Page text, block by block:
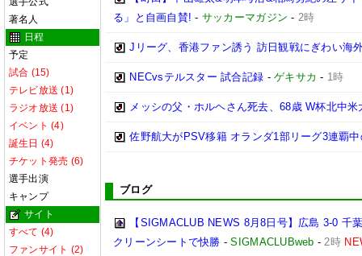
著名人
日程
予定
試合 (15)
テレビ放送 (1)
ラジオ放送 (1)
イベント (4)
誕生日 (4)
チケット発売 (6)
選手出演
キャンプ
サイト
すべて (4)
ファンサイト (2)
る」と自画自賛! - サッカーマガジン - 2時
Jリーグ、香港ファン誘う 訪日観戦にぎわい海
NECvsテルスター 試合記録 -ゲキサカ - 1時
メッシの父・ホルヘさん死去、68歳 W杯北中
佐野航大がPSV移籍 オランダ1部リーグ3連覇
ブログ
【SIGMACLUB NEWS 8月8日号】広島 3-0
クリーンシートで快勝 -SIGMACLUBweb -2時